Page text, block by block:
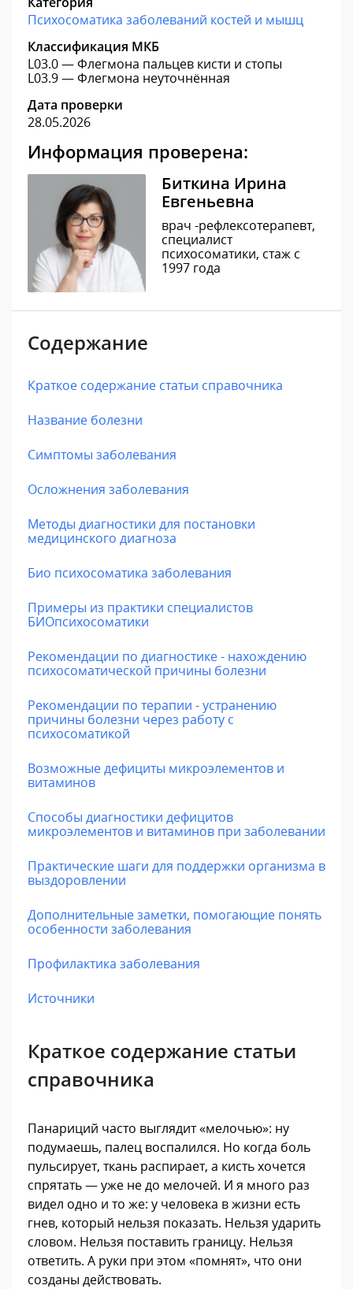
Психосоматика заболеваний костей и мышц
Классификация МКБ
L03.0 — Флегмона пальцев кисти и стопы
L03.9 — Флегмона неуточнённая
Дата проверки
28.05.2026
Информация проверена:
Биткина Ирина
Евгеньевна
врач -рефлексотерапевт,
специалист
психосоматики, стаж с
1997 года
Содержание
Краткое содержание статьи справочника
Название болезни
Симптомы заболевания
Осложнения заболевания
Методы диагностики для постановки
медицинского диагноза
Био психосоматика заболевания
Примеры из практики специалистов
БИОпсихосоматики
Рекомендации по диагностике - нахождению
психосоматической причины болезни
Рекомендации по терапии - устранению
причины болезни через работу с
психосоматикой
Возможные дефициты микроэлементов и
витаминов
Способы диагностики дефицитов
микроэлементов и витаминов при заболевании
Практические шаги для поддержки организма в
выздоровлении
Дополнительные заметки, помогающие понять
особенности заболевания
Профилактика заболевания
Источники
Краткое содержание статьи
справочника
Панариций часто выглядит «мелочью»: ну
подумаешь, палец воспалился. Но когда боль
пульсирует, ткань распирает, а кисть хочется
спрятать — уже не до мелочей. И я много раз
видел одно и то же: у человека в жизни есть
гнев, который нельзя показать. Нельзя ударить
словом. Нельзя поставить границу. Нельзя
ответить. А руки при этом «помнят», что они
созданы действовать.